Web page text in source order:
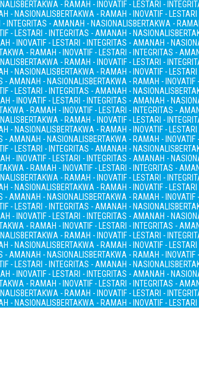
BERTAKWA - RAMAH - INOVATIF - LESTARI -
- NASIONALISBERTAKWA - RAMAH - INOVATIF -
INTEGRITAS - AMANAH - NASIONALISBERTAKWA -
- LESTARI - INTEGRITAS - AMANAH - NASIONALIS
- INOVATIF - LESTARI - INTEGRITAS - AMANAH -
- RAMAH - INOVATIF - LESTARI - INTEGRITAS -
BERTAKWA - RAMAH - INOVATIF - LESTARI -
- NASIONALISBERTAKWA - RAMAH - INOVATIF -
- AMANAH - NASIONALISBERTAKWA - RAMAH -
- LESTARI - INTEGRITAS - AMANAH - NASIONALIS
- INOVATIF - LESTARI - INTEGRITAS - AMANAH -
- RAMAH - INOVATIF - LESTARI - INTEGRITAS -
BERTAKWA - RAMAH - INOVATIF - LESTARI -
- NASIONALISBERTAKWA - RAMAH - INOVATIF -
- AMANAH - NASIONALISBERTAKWA - RAMAH -
- LESTARI - INTEGRITAS - AMANAH - NASIONALIS
- INOVATIF - LESTARI - INTEGRITAS - AMANAH -
- RAMAH - INOVATIF - LESTARI - INTEGRITAS -
BERTAKWA - RAMAH - INOVATIF - LESTARI -
- NASIONALISBERTAKWA - RAMAH - INOVATIF -
- AMANAH - NASIONALISBERTAKWA - RAMAH -
- LESTARI - INTEGRITAS - AMANAH - NASIONALIS
- INOVATIF - LESTARI - INTEGRITAS - AMANAH -
- RAMAH - INOVATIF - LESTARI - INTEGRITAS -
BERTAKWA - RAMAH - INOVATIF - LESTARI -
- NASIONALISBERTAKWA - RAMAH - INOVATIF -
- AMANAH - NASIONALISBERTAKWA - RAMAH -
- LESTARI - INTEGRITAS - AMANAH - NASIONALIS
- INOVATIF - LESTARI - INTEGRITAS - AMANAH -
- RAMAH - INOVATIF - LESTARI - INTEGRITAS -
BERTAKWA - RAMAH - INOVATIF - LESTARI -
- NASIONALISBERTAKWA - RAMAH - INOVATIF -